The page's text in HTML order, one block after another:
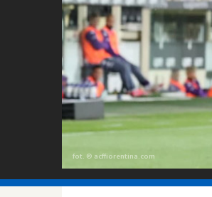
fot. © acffiorentina.com